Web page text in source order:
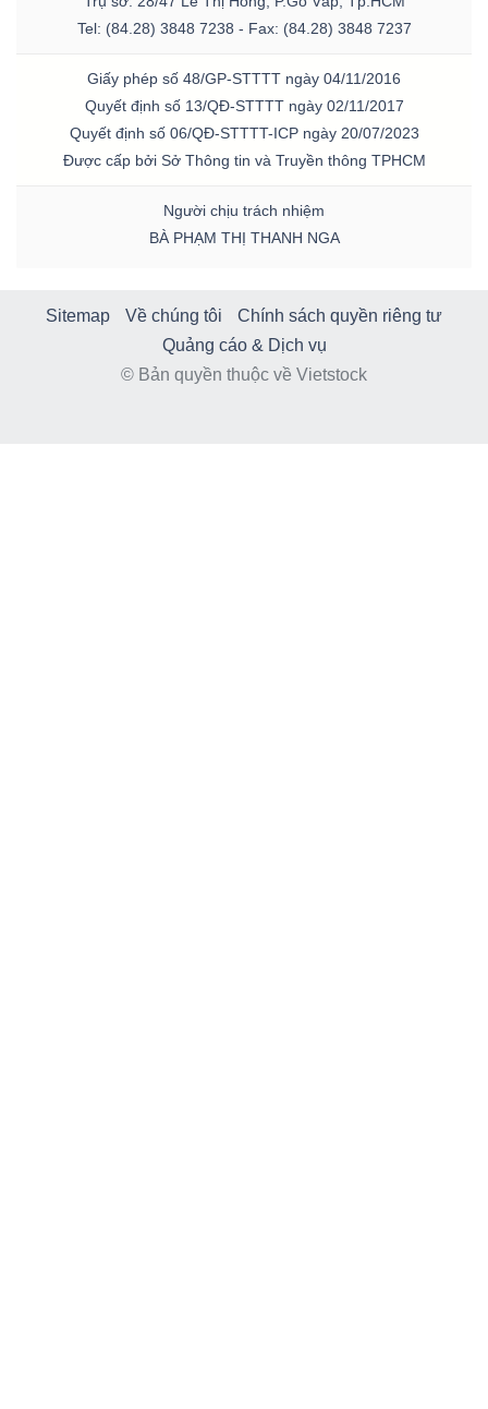
Tel: (84.28) 3848 7238 - Fax: (84.28) 3848 7237
Giấy phép số 48/GP-STTTT ngày 04/11/2016
Quyết định số 13/QĐ-STTTT ngày 02/11/2017
Quyết định số 06/QĐ-STTTT-ICP ngày 20/07/2023
Được cấp bởi Sở Thông tin và Truyền thông TPHCM
Người chịu trách nhiệm
BÀ PHẠM THỊ THANH NGA
Sitemap Về chúng tôi
Chính sách quyền riêng tư
Quảng cáo & Dịch vụ
© Bản quyền thuộc về Vietstock